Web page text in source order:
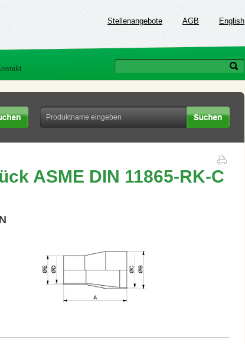
Stellenangebote AGB English
ASME DIN 11865-RK-C